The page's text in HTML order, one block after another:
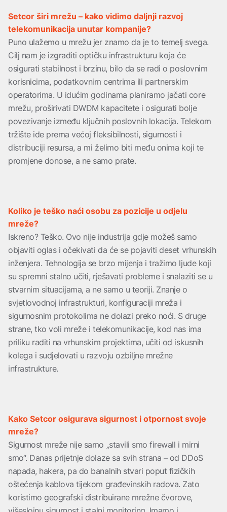
Setcor širi mrežu – kako vidimo daljnji razvoj
telekomunikacija unutar kompanije?
Puno ulažemo u mrežu jer znamo da je to temelj svega.
Cilj nam je izgraditi optičku infrastrukturu koja će
osigurati stabilnost i brzinu, bilo da se radi o poslovnim
korisnicima, podatkovnim centrima ili partnerskim
operatorima. U idućim godinama planiramo jačati core
mrežu, proširivati DWDM kapacitete i osigurati bolje
povezivanje između ključnih poslovnih lokacija. Telekom
tržište ide prema većoj fleksibilnosti, sigurnosti i
distribuciji resursa, a mi želimo biti među onima koji te
promjene donose, a ne samo prate.
Koliko je teško naći osobu za pozicije u odjelu
mreže?
Iskreno? Teško. Ovo nije industrija gdje možeš samo
objaviti oglas i očekivati da će se pojaviti deset vrhunskih
inženjera. Tehnologija se brzo mijenja i tražimo ljude koji
su spremni stalno učiti, rješavati probleme i snalaziti se u
stvarnim situacijama, a ne samo u teoriji. Znanje o
svjetlovodnoj infrastrukturi, konfiguraciji mreža i
sigurnosnim protokolima ne dolazi preko noći. S druge
strane, tko voli mreže i telekomunikacije, kod nas ima
priliku raditi na vrhunskim projektima, učiti od iskusnih
kolega i sudjelovati u razvoju ozbiljne mrežne
infrastrukture.
Kako Setcor osigurava sigurnost i otpornost svoje
mreže?
Sigurnost mreže nije samo „stavili smo firewall i mirni
smo“. Danas prijetnje dolaze sa svih strana – od DDoS
napada, hakera, pa do banalnih stvari poput fizičkih
oštećenja kablova tijekom građevinskih radova. Zato
koristimo geografski distribuirane mrežne čvorove,